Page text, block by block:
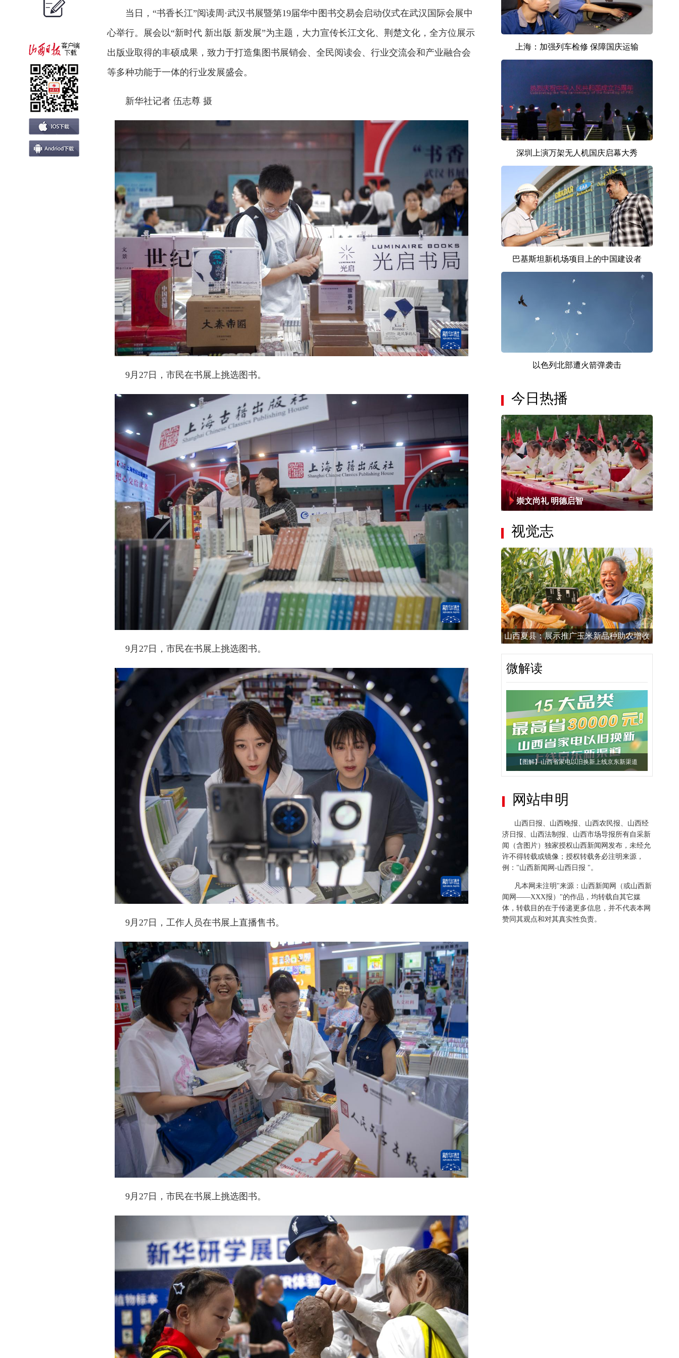
当日，“书香长江”阅读周·武汉书展暨第19届华中图书交易会启动仪式在武汉国际会展中
心举行。展会以“新时代 新出版 新发展”为主题，大力宣传长江文化、荆楚文化，全方位展示
出版业取得的丰硕成果，致力于打造集图书展销会、全民阅读会、行业交流会和产业融合会
等多种功能于一体的行业发展盛会。
新华社记者 伍志尊 摄
9月27日，市民在书展上挑选图书。
9月27日，市民在书展上挑选图书。
9月27日，工作人员在书展上直播售书。
9月27日，市民在书展上挑选图书。
上海：加强列车检修 保障国庆运输
深圳上演万架无人机国庆启幕大秀
巴基斯坦新机场项目上的中国建设者
以色列北部遭火箭弹袭击
今日热播
崇文尚礼 明德启智
视觉志
山西夏县：展示推广玉米新品种助农增收
微解读
【图解】山西省家电以旧换新上线京东新渠道
【图解】山西全面推行“田长制”
网站申明
山西日报、山西晚报、山西农民报、山西经
济日报、山西法制报、山西市场导报所有自采新
闻（含图片）独家授权山西新闻网发布，未经允
许不得转载或镜像；授权转载务必注明来源，
例："山西新闻网-山西日报 "。
凡本网未注明"来源：山西新闻网（或山西新
闻网——XXX报）"的作品，均转载自其它媒
体，转载目的在于传递更多信息，并不代表本网
赞同其观点和对其真实性负责。